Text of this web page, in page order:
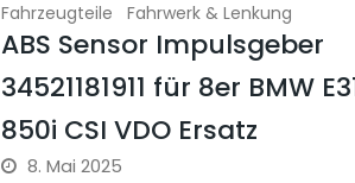
Fahrzeugteile Fahrwerk & Lenkung
ABS Sensor Impulsgeber
34521181911 für 8er BMW
850i CSI VDO Ersatz
8. Mai 2025